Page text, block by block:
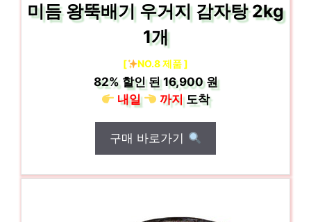
미듬 왕뚝배기 우거지 감자탕 2kg
1개
[ NO.8 제품 ]
82%할인 된16,900 원
내일
까지도착
구매 바로가기